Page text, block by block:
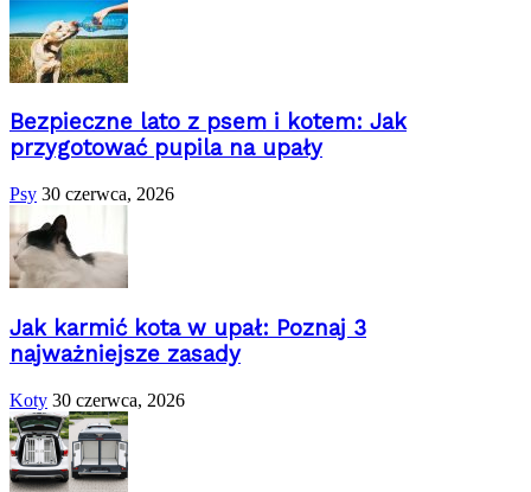
Bezpieczne lato z psem i kotem: Jak
przygotować pupila na upały
Psy 30 czerwca, 2026
Jak karmić kota w upał: Poznaj 3
najważniejsze zasady
Koty 30 czerwca, 2026